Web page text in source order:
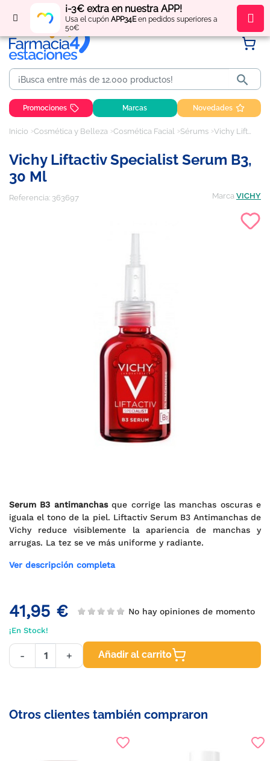
¡-3€ extra en nuestra APP!
Usa el cupón APP34Een pedidos superiores a
50€
Regístratey obténpuntos por tus compras

Promociones Marcas Novedades
Inicio Cosmética y Belleza Cosmética Facial Sérums Vichy Liftactiv specialist serum B3, 30 ml
Vichy Liftactiv Specialist Serum B3,
30 Ml
Referencia: 363697 Marca VICHY
Serum B3 antimanchasque corrige las manchas oscuras e
iguala el tono de la piel. Liftactiv Serum B3 Antimanchas de
Vichy reduce visiblemente la apariencia de manchas y
arrugas. La tez se ve más uniforme y radiante.
Ver descripción completa
41,95 € No hay opiniones de momento
¡En Stock!
- + Añadir al carrito
Otros clientes también compraron